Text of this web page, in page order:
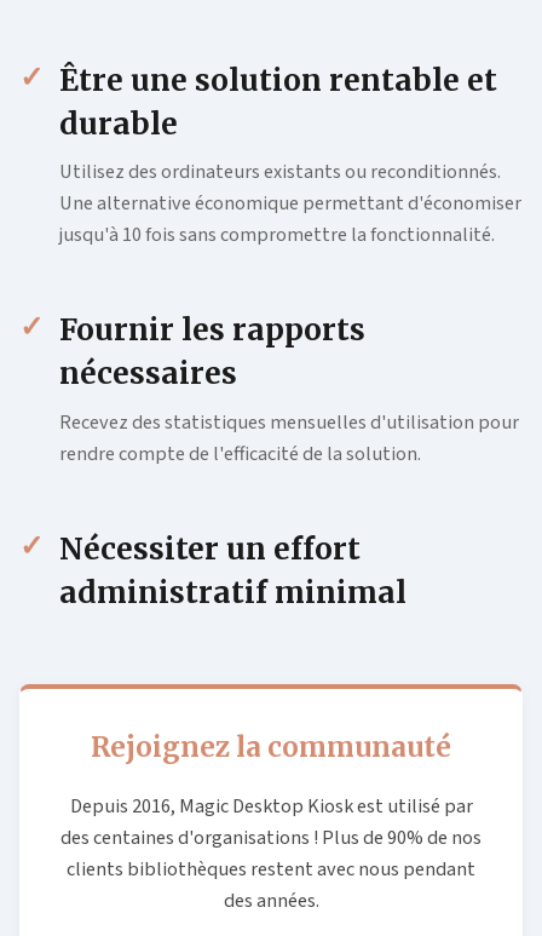
Être une solution rentable et
durable
Utilisez des ordinateurs existants ou reconditionnés.
Une alternative économique permettant d'économiser
jusqu'à 10 fois sans compromettre la fonctionnalité.
Fournir les rapports
nécessaires
Recevez des statistiques mensuelles d'utilisation pour
rendre compte de l'efficacité de la solution.
Nécessiter un effort
administratif minimal
Rejoignez la communauté
Depuis 2016, Magic Desktop Kiosk est utilisé par
des centaines d'organisations ! Plus de 90% de nos
clients bibliothèques restent avec nous pendant
des années.